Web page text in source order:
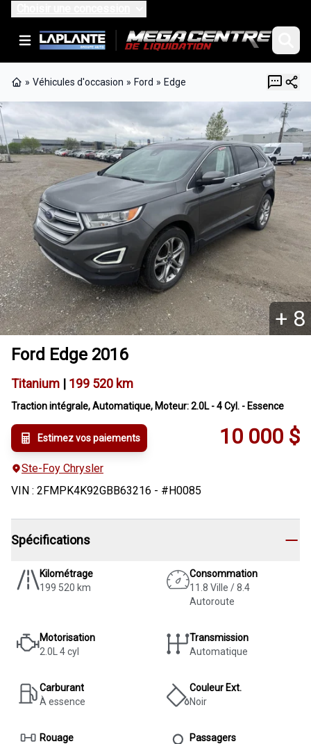
» Véhicules d'occasion » Ford » Edge
+ 8
Ford Edge 2016
Titanium | 199 520 km
Traction intégrale, Automatique, Moteur: 2.0L - 4 Cyl. - Essence
10 000$
Estimez vos paiements
Ste-Foy Chrysler
VIN : 2FMPK4K92GBB63216 - #H0085
Spécifications
Kilométrage
199 520 km
Consommation
11.8 Ville / 8.4
Autoroute
Motorisation
2.0L 4 cyl
Transmission
Automatique
Carburant
À essence
Couleur Ext.
Noir
Rouage
Passagers